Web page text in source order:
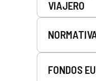
VIAJERO
FONDOS